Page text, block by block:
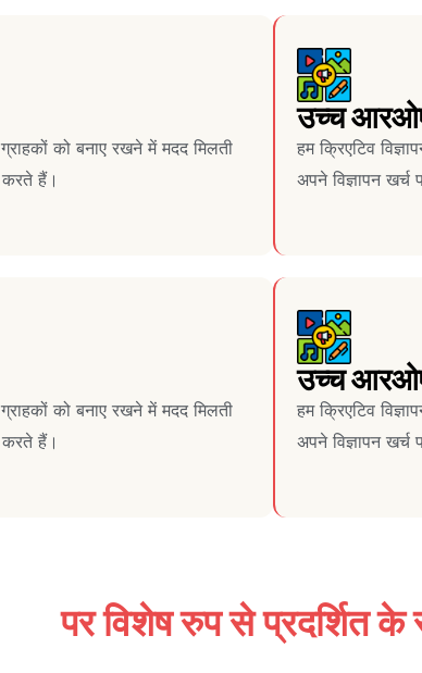
को बनाए रखने में मदद मिलती
करते हैं।
उच्च
हम क्रिएटिव
अपने विज्ञापन खर्च
को बनाए रखने में मदद मिलती
करते हैं।
उच्च
हम क्रिएटिव
अपने विज्ञापन खर्च
पर विशेष रुप से प्रदर्शित